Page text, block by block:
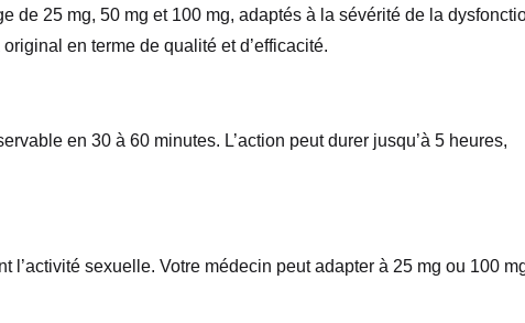
de 25 mg, 50 mg et 100 mg, adaptés à la sévérité de la
en terme de qualité et d’efficacité.
en 30 à 60 minutes. L’action peut durer jusqu’à 5 heures,
l’activité sexuelle. Votre médecin peut adapter à 25 mg ou 100